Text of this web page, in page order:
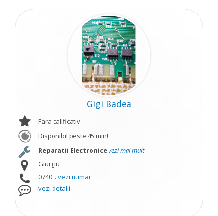
Gigi Badea
Fara calificativ
Disponibil peste 45 min!
Reparatii Electronicevezi mai mult
Giurgiu
0740... vezi numar
vezi detalii